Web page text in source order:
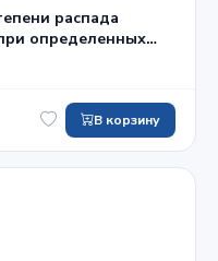
распада
определенных
опытного
В корзину